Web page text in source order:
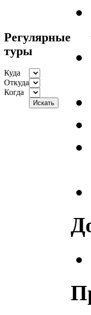
Регулярные
туры
Куда
Откуда
Когда